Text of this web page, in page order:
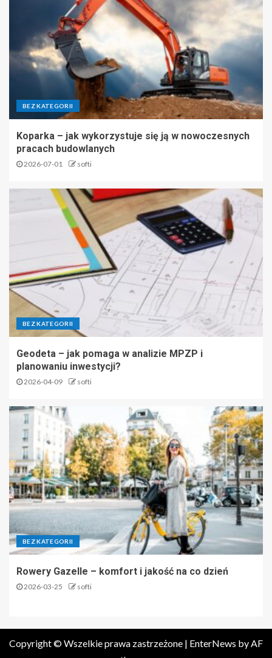
BEZ KATEGORII
Koparka – jak wykorzystuje się ją w nowoczesnych
pracach budowlanych
2026-07-01 softi
BEZ KATEGORII
Geodeta – jak pomaga w analizie MPZP i
planowaniu inwestycji?
2026-04-09 softi
BEZ KATEGORII
Rowery Gazelle – komfort i jakość na co dzień
2026-03-25 softi
Copyright © Wszelkie prawa zastrzeżone | EnterNews by AF